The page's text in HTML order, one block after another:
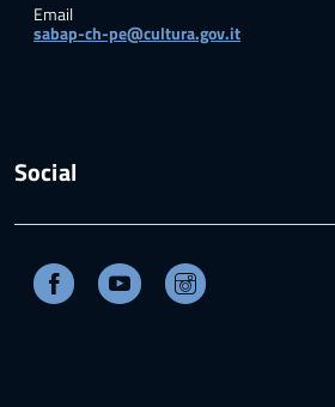
Email
sabap-ch-pe@cultura.gov.it
Social
Facebook Youtube